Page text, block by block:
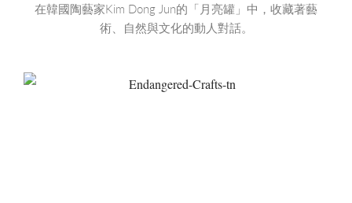
在韓國陶藝家Kim Dong Jun的「月亮罐」中，收藏著藝
術、自然與文化的動人對話。